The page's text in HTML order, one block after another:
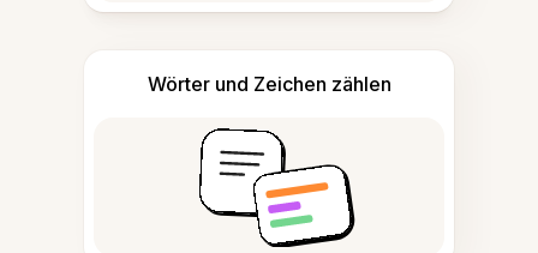
Wörter und Zeichen zählen